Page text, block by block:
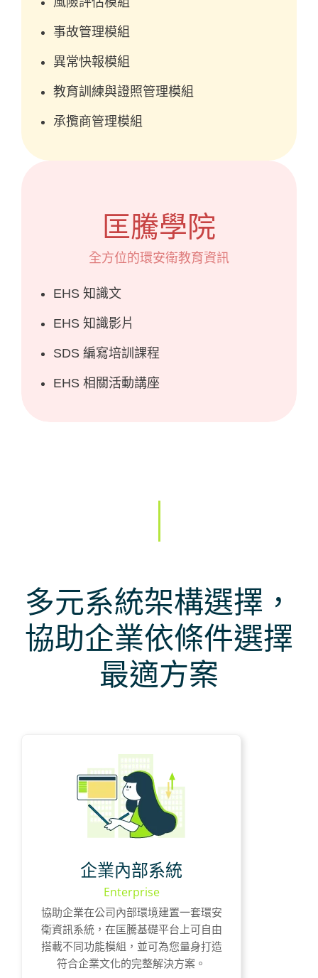
事故管理模組
異常快報模組
教育訓練與證照管理模組
承攬商管理模組
匡騰學院
全方位的環安衛教育資訊
EHS 知識文
EHS 知識影片
SDS 編寫培訓課程
EHS 相關活動講座
多元系統架構選擇，
協助企業依條件選擇
最適方案
企業內部系統
Enterprise
協助企業在公司內部環境建置一套環安
衛資訊系統，在匡騰基礎平台上可自由
搭載不同功能模組，並可為您量身打造
符合企業文化的完整解決方案。
企業獨立系統平台
內網環境自主管控
系統介接資料同步
客製化功能設計
適合業界標竿的集團企業
一次建置/可分期